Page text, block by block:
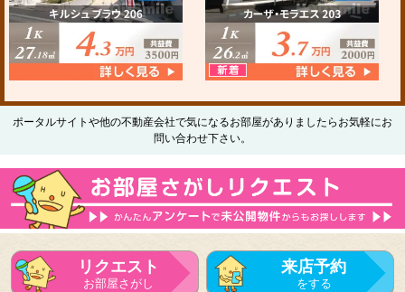
ポータルサイトや他の不動産会社で気になるお部屋がありましたらお気軽にお
問い合わせ下さい。
リクエスト
お部屋さがし
来店予約
をする